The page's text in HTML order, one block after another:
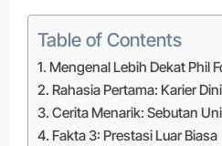
Table of Contents
Mengenal Lebih Dekat Phil
Rahasia Pertama: Karier Dini
Cerita Menarik: Sebutan
Fakta 3: Prestasi Luar Biasa